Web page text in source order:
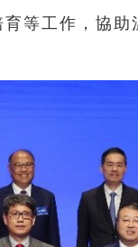
等工作，協